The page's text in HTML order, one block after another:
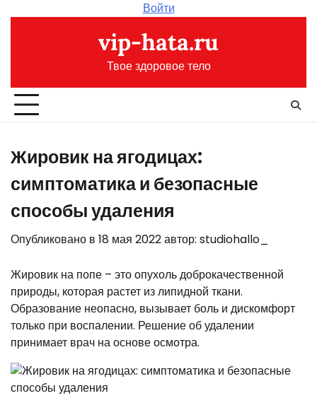
Войти
vip-hata.ru
Твое здоровое тело
Жировик на ягодицах:
симптоматика и безопасные
способы удаления
Опубликовано в 18 мая 2022автор: studiohallo_
Жировик на попе – это опухоль доброкачественной
природы, которая растет из липидной ткани.
Образование неопасно, вызывает боль и дискомфорт
только при воспалении. Решение об удалении
принимает врач на основе осмотра.